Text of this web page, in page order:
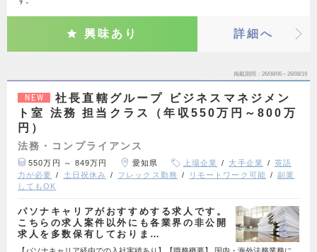
興味あり 詳細へ
掲載期間 26/08/06～26/08/19
NEW
社長直轄グループ ビジネスマネジメン
ト室 法務 担当クラス（年収550万円～800万
円）
法務・コンプライアンス
550万円 ～ 849万円 愛知県 上場企業 大手企業
英語
力が必要
土日祝休み フレックス勤務 リモートワーク可能
副業
してもOK
パソナキャリアがおすすめする求人です。
こちらの求人案件以外にも各業界の非公開
求人を多数保有しておりま…